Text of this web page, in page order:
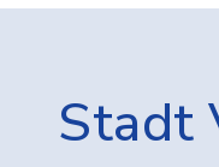
Stadt